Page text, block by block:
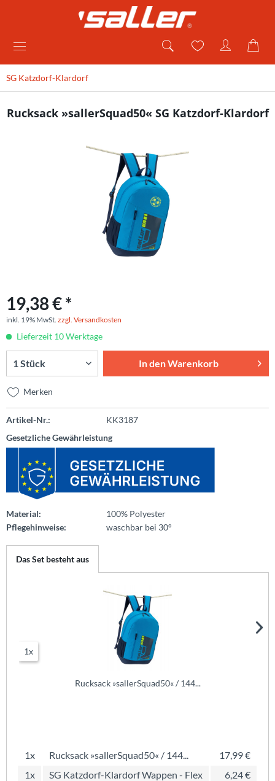
SG Katzdorf-Klardorf
Rucksack »sallerSquad50« SG Katzdorf-Klardorf
19,38 € *
inkl. 19% MwSt. zzgl. Versandkosten
Lieferzeit 10 Werktage
In denWarenkorb
Merken
Artikel-Nr.:
KK3187
Gesetzliche Gewährleistung
Material:
100% Polyester
Pflegehinweise:
waschbar bei 30°
Das Set besteht aus
1x
Rucksack »sallerSquad50« / 144...
1x Rucksack »sallerSquad50« / 144...
17,99 €
1x
SG Katzdorf-Klardorf Wappen - Flex 6,24 €